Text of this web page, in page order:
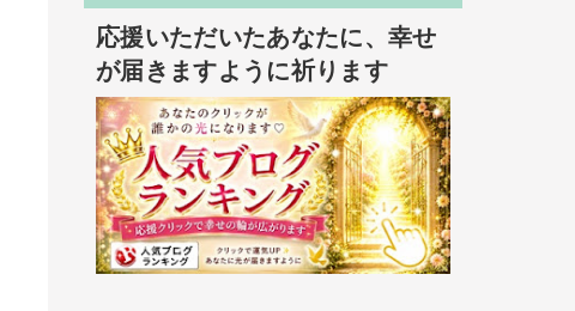
応援いただいたあなたに、幸せ
が届きますように祈ります